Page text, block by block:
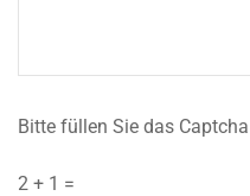
Bitte füllen Sie das
2 + 1 =